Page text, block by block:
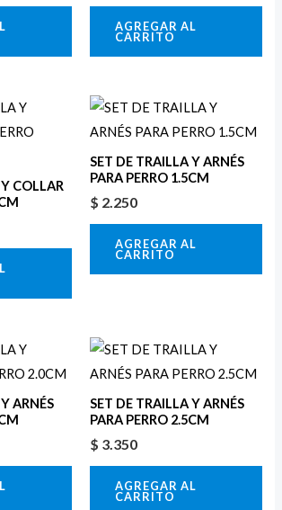
AGREGAR AL
CARRITO
COLLAR
SET DE TRAILLA Y ARNÉS
PARA PERRO 1.5CM
$ 2.250
AGREGAR AL
CARRITO
ARNÉS
SET DE TRAILLA Y ARNÉS
PARA PERRO 2.5CM
$ 3.350
AGREGAR AL
CARRITO